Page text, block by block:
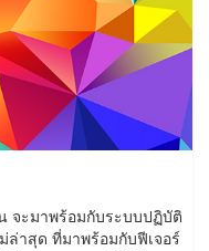
จะมาพร้อมกับระบบปฏิบัติ
ล่าสุด ที่มาพร้อมกับฟีเจอร์